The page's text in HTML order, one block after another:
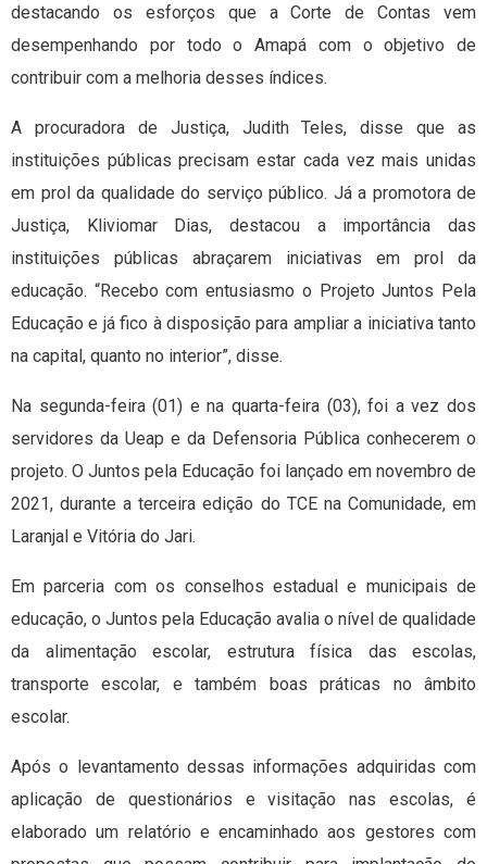
destacando os esforços que a Corte de Contas vem
desempenhando por todo o Amapá com o objetivo de
contribuir com a melhoria desses índices.
A procuradora de Justiça, Judith Teles, disse que as
instituições públicas precisam estar cada vez mais unidas
em prol da qualidade do serviço público. Já a promotora de
Justiça, Kliviomar Dias, destacou a importância das
instituições públicas abraçarem iniciativas em prol da
educação. “Recebo com entusiasmo o Projeto Juntos Pela
Educação e já fico à disposição para ampliar a iniciativa tanto
na capital, quanto no interior”, disse.
Na segunda-feira (01) e na quarta-feira (03), foi a vez dos
servidores da Ueap e da Defensoria Pública conhecerem o
projeto. O Juntos pela Educação foi lançado em novembro de
2021, durante a terceira edição do TCE na Comunidade, em
Laranjal e Vitória do Jari.
Em parceria com os conselhos estadual e municipais de
educação, o Juntos pela Educação avalia o nível de qualidade
da alimentação escolar, estrutura física das escolas,
transporte escolar, e também boas práticas no âmbito
escolar.
Após o levantamento dessas informações adquiridas com
aplicação de questionários e visitação nas escolas, é
elaborado um relatório e encaminhado aos gestores com